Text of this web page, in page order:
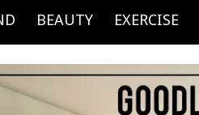
BEAUTY EXERCISE